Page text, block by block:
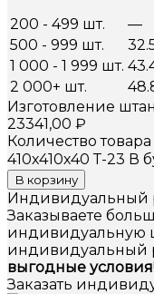
200 - 499 шт.
—
500 - 999 шт.
1 000 - 1 999 шт.
2 000+ шт.
Изготовление
23341,00 ₽
Количество
410х410х40 Т-23 В
В корзину
Индивидуальный
Заказываете
индивидуальную
индивидуальный
выгодные условия!
Заказать